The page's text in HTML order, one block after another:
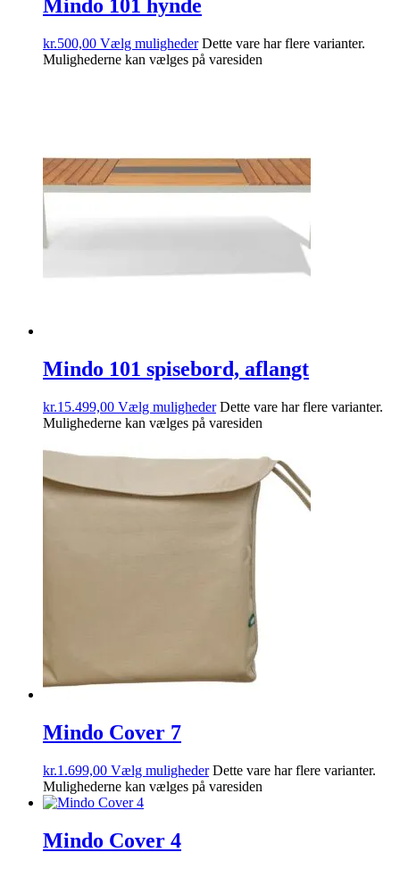
Mindo 101 hynde
kr.500,00 Vælg muligheder Dette vare har flere varianter.
Mulighederne kan vælges på varesiden
Mindo 101 spisebord, aflangt
kr.15.499,00 Vælg muligheder Dette vare har flere varianter.
Mulighederne kan vælges på varesiden
Mindo Cover 7
kr.1.699,00 Vælg muligheder Dette vare har flere varianter.
Mulighederne kan vælges på varesiden
Mindo Cover 4